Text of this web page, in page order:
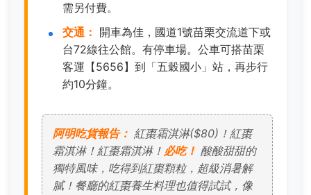
需另付費。
交通： 開車為佳，國道1號苗栗交流道下或
台72線往公館。有停車場。公車可搭苗栗
客運【5656】到「五穀國小」站，再步行
約10分鐘。
阿明吃貨報告： 紅棗霜淇淋($80)！紅棗
霜淇淋！紅棗霜淇淋！ 必吃！ 酸酸甜甜的
獨特風味，吃得到紅棗顆粒，超級消暑解
膩！餐廳的紅棗養生料理也值得試試，像